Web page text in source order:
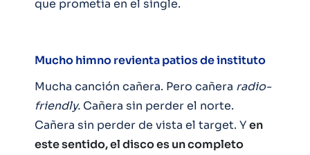
que prometía en el single.
Mucho himno revienta patios de instituto
Mucha canción cañera. Pero cañera radio-
friendly. Cañera sin perder el norte.
Cañera sin perder de vista el target. Yen
este sentido, el disco es un completo